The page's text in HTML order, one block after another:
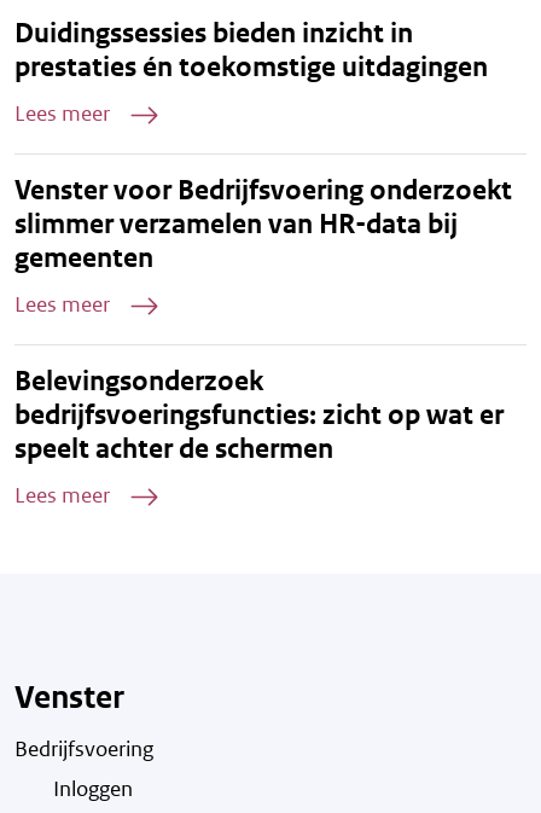
Duidingssessies bieden inzicht in
prestaties én toekomstige uitdagingen
Lees meer
Venster voor Bedrijfsvoering onderzoekt
slimmer verzamelen van HR-data bij
gemeenten
Lees meer
Belevingsonderzoek
bedrijfsvoeringsfuncties: zicht op wat er
speelt achter de schermen
Lees meer
Venster
Bedrijfsvoering
Inloggen